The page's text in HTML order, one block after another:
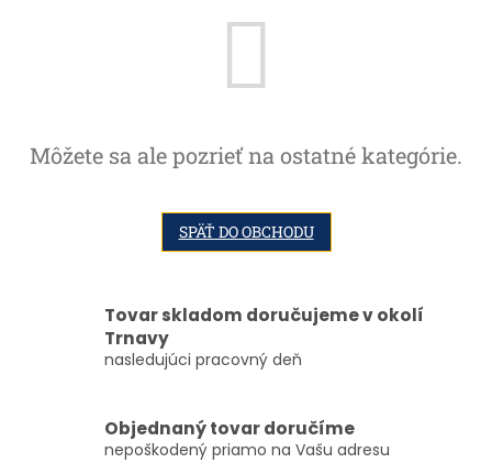
Môžete sa ale pozrieť na ostatné kategórie.
SPÄŤ DO OBCHODU
Tovar skladom doručujeme v okolí
Trnavy
nasledujúci pracovný deň
Objednaný tovar doručíme
nepoškodený priamo na Vašu adresu